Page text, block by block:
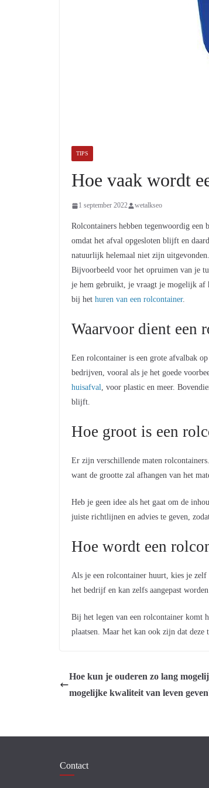
TIPS
Hoe vaak wordt
1 september 2022 wetalkseo
Rolcontainers hebben tegenwoordig
omdat het afval opgesloten blijft en
natuurlijk helemaal niet zijn
Bijvoorbeeld voor het opruimen van je
je hem gebruikt, je vraagt je mogelijk af
bij het huren van een rolcontainer.
Waarvoor dient een
Een rolcontainer is een grote afvalbak
bedrijven, vooral als je het goede
huisafval, voor plastic en meer.
blijft.
Hoe groot is een
Er zijn verschillende maten
want de grootte zal afhangen van het
Heb je geen idee als het gaat om de
juiste richtlijnen en advies te geven,
Hoe wordt een
Als je een rolcontainer huurt, kies je
het bedrijf en kan zelfs aangepast
Bij het legen van een rolcontainer komt
plaatsen. Maar het kan ook zijn dat deze
Hoe kun je ouderen zo lang
mogelijke kwaliteit van leven
Contact